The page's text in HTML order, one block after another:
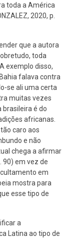
toda a América
2020, p.
que a autora
toda
exemplo disso,
falava contra
se ali uma certa
muitas vezes
é do
africanas.
caro aos
e não
chega a afirmar
90) em vez de
em
mostra para
esse tipo de
a
Latina ao tipo de